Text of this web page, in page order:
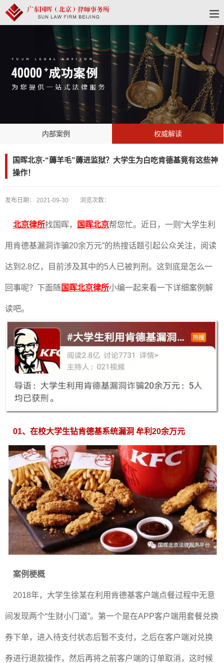
内部案例 权威解读
国晖北京-“薅羊毛”薅进监狱？大学生为白吃肯德基竟有这些神
操作！
发布日期： 2021-09-30 浏览次数：
北京律所找国晖， 国晖北京帮您忙。近日，一则“大学生利
用肯德基漏洞诈骗20余万元”的热搜话题引起公众关注，阅读
达到2.8亿，目前涉及其中的5人已被判刑。这到底是怎么一
回事呢？下面随国晖北京律所小编一起来看一下详细案例解
读吧。
01、在校大学生钻肯德基系统漏洞 牟利20余万元
案例梗概
2018年，大学生徐某在利用肯德基客户端点餐过程中无意
间发现两个“生财小门道”。第一个是在APP客户端用套餐兑换
券下单，进入待支付状态后暂不支付，之后在客户端对兑换
券进行退款操作，然后再将之前客户端的订单取消，这时候